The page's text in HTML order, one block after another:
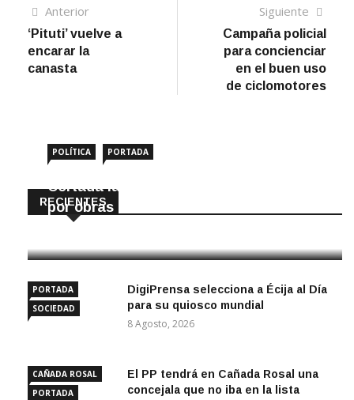
Navegación
de
entradas
AnteriorArtículo
anterior
‘Pituti’ vuelve a
encarar la
canasta
Siguiente
Campaña policial
para concienciar
en el buen uso
de ciclomotores
RECIENTES
POLÍTICA PORTADA
Cortada la SE-9105 hacia La Montiela
por obras hasta final de año
PORTADA
SOCIEDAD
DigiPrensa selecciona a Écija al Día
para su quiosco mundial
8 Agosto, 2026
CAÑADA ROSAL
PORTADA
El PP tendrá en Cañada Rosal una
concejala que no iba en la lista